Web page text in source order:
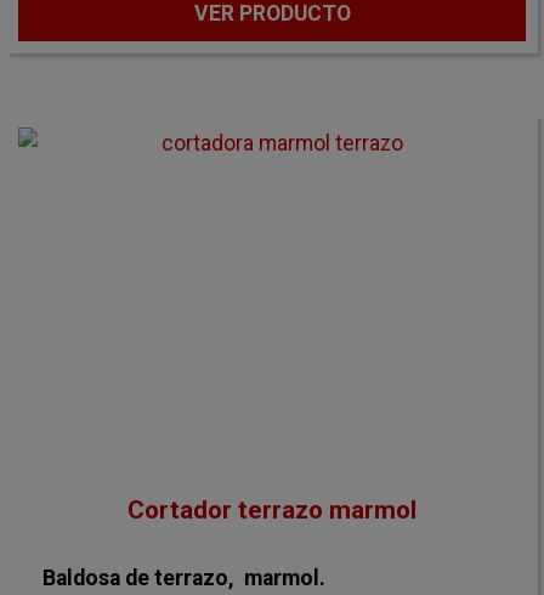
VER PRODUCTO
Cortador terrazo marmol
Baldosa de terrazo, marmol.